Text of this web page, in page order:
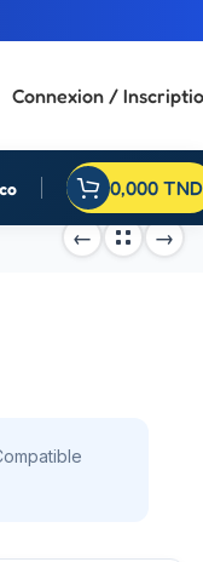
Connexion /
0,000 TND